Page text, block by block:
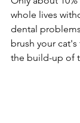
whole lives
dental
brush your
the build-up of